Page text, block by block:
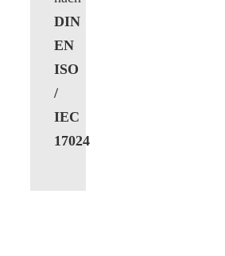
DIN
EN
ISO
/
IEC
17024